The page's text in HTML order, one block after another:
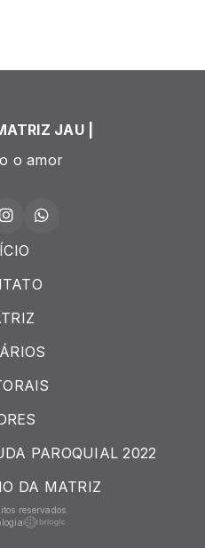
JAU |
o amor
PAROQUIAL 2022
DA MATRIZ
reservados.